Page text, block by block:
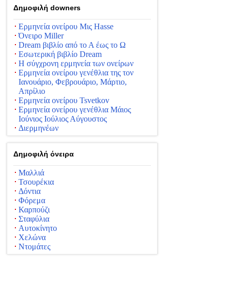
Δημοφιλή downers
Ερμηνεία ονείρου Μις Hasse
Όνειρο Miller
Dream βιβλίο από το Α έως το Ω
Εσωτερική βιβλίο Dream
Η σύγχρονη ερμηνεία των ονείρων
Ερμηνεία ονείρου γενέθλια της τον
Ιανουάριο, Φεβρουάριο, Μάρτιο,
Απρίλιο
Ερμηνεία ονείρου Tsvetkov
Ερμηνεία ονείρου γενέθλια Μάιος
Ιούνιος Ιούλιος Αύγουστος
Διερμηνέων
Δημοφιλή όνειρα
Μαλλιά
Τσουρέκια
Δόντια
Φόρεμα
Καρπούζι
Σταφύλια
Αυτοκίνητο
Χελώνα
Ντομάτες